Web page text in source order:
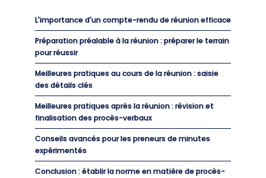
L'importance d'un compte-rendu de réunion efficace
Préparation préalable à la réunion : préparer le terrain
pour réussir
Meilleures pratiques au cours de la réunion : saisie
des détails clés
Meilleures pratiques après la réunion : révision et
finalisation des procès-verbaux
Conseils avancés pour les preneurs de minutes
expérimentés
Conclusion : établir la norme en matière de procès-